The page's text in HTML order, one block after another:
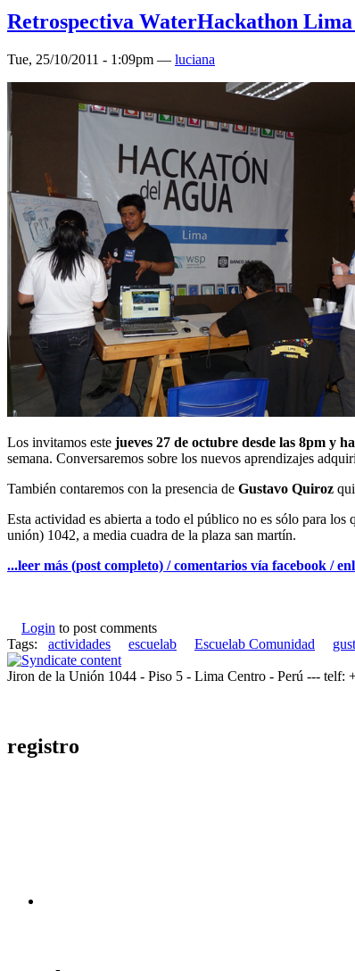
Retrospectiva WaterHackathon
Tue, 25/10/2011 - 1:09pm — luciana
Los invitamos este jueves 27 de octubre desde las 8pm y
semana. Conversaremos sobre los nuevos aprendizajes
También contaremos con la presencia de Gustavo Quiroz
Esta actividad es abierta a todo el público no es sólo para
unión) 1042, a media cuadra de la plaza san martín.
...leer más (post completo) / comentarios vía facebook /
Login to post comments
Tags:
actividades escuelab Escuelab Comunidad
Jiron de la Unión 1044 - Piso 5 - Lima Centro - Perú --- telf:
registro